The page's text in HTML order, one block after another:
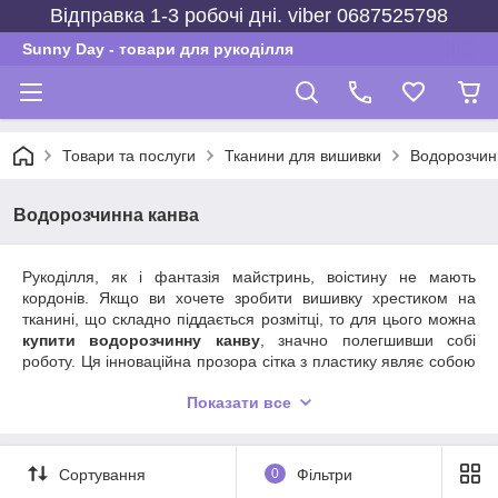
Відправка 1-3 робочі дні. viber 0687525798
Sunny Day - товари для рукоділля
Товари та послуги Тканини для вишивки
Водорозчинна канва
Рукоділля, як і фантазія майстринь, воістину не мають
кордонів. Якщо ви хочете зробити вишивку хрестиком на
тканині, що складно піддається розмітці, то для цього можна
купити водорозчинну канву, значно полегшивши собі
роботу. Ця інноваційна прозора сітка з пластику являє собою
тканину-основу, дозволяє більш легко й ефектно вишивати
канву?
Показати все
Сортування 0 Фільтри